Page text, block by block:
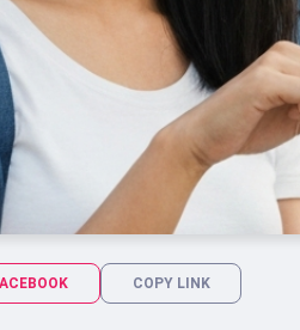
COPY LINK